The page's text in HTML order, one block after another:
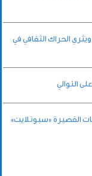
الحراك الثقافي في
التوالي
القصيرة «سبوتلايت»